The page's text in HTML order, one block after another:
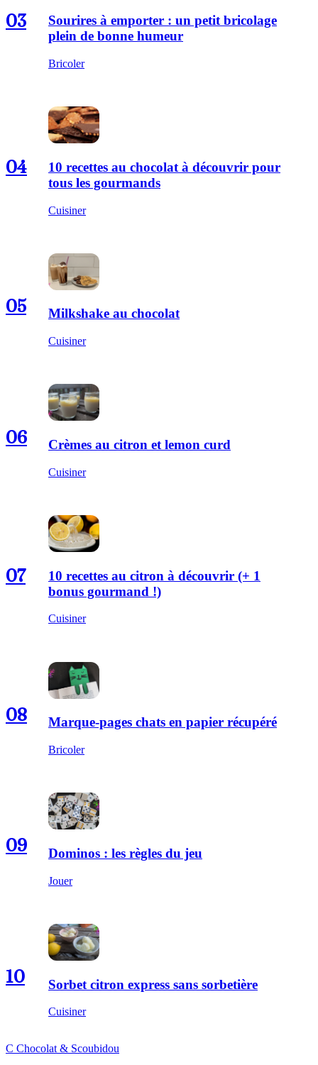
03
Sourires à emporter : un petit bricolage
plein de bonne humeur
Bricoler
04
10 recettes au chocolat à découvrir pour
tous les gourmands
Cuisiner
05 Milkshake au chocolat
Cuisiner
06 Crèmes au citron et lemon curd
Cuisiner
07
10 recettes au citron à découvrir (+ 1
bonus gourmand !)
Cuisiner
08 Marque-pages chats en papier récupéré
Bricoler
09 Dominos : les règles du jeu
Jouer
10 Sorbet citron express sans sorbetière
Cuisiner
C Chocolat & Scoubidou